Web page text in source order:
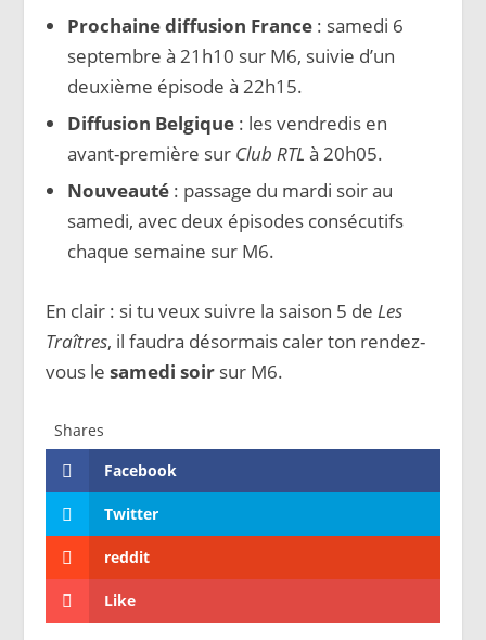
Prochaine diffusion France: samedi 6
septembre à 21h10 sur M6, suivie d’un
deuxième épisode à 22h15.
Diffusion Belgique: les vendredis en
avant-première sur Club RTL à 20h05.
Nouveauté: passage du mardi soir au
samedi, avec deux épisodes consécutifs
chaque semaine sur M6.
En clair : si tu veux suivre la saison 5 deLes
Traîtres, il faudra désormais caler ton rendez-
vous lesamedi soir sur M6.
Shares
Facebook
Twitter
reddit
Like